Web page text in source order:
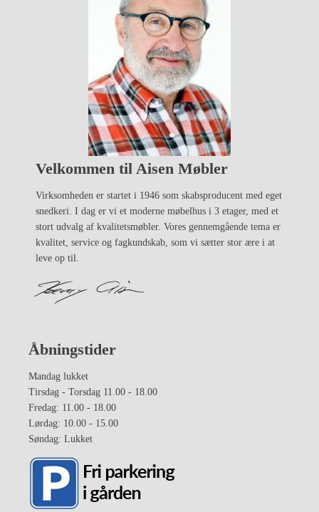
Velkommen til Aisen Møbler
Virksomheden er startet i 1946 som skabsproducent med eget
snedkeri. I dag er vi et moderne møbelhus i 3 etager, med et
stort udvalg af kvalitetsmøbler. Vores gennemgående tema er
kvalitet, service og fagkundskab, som vi sætter stor ære i at
leve op til.
Åbningstider
Mandag lukket
Tirsdag - Torsdag 11.00 - 18.00
Fredag: 11.00 - 18.00
Lørdag: 10.00 - 15.00
Søndag: Lukket